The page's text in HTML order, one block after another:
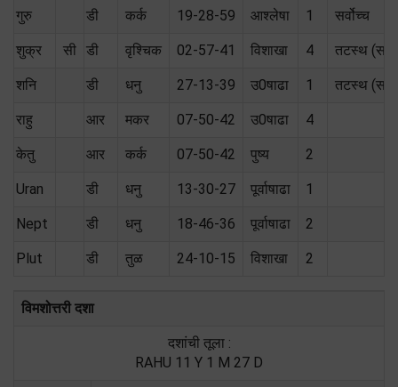
गुरु डी कर्क 19-28-59 आश्लेषा 1 सर्वोच्च
शुक्र सी डी वृश्चिक 02-57-41 विशाखा 4 तटस्थ (सम)
शनि डी धनु 27-13-39 उ0षाढा 1 तटस्थ (सम)
राहु आर मकर 07-50-42 उ0षाढा 4
केतु आर कर्क 07-50-42 पुष्य 2
Uran डी धनु 13-30-27 पूर्वाषाढा 1
Nept डी धनु 18-46-36 पूर्वाषाढा 2
Plut डी तुळ 24-10-15 विशाखा 2
विमशोत्तरी दशा
दशांची तूला :
RAHU 11 Y 1 M 27 D